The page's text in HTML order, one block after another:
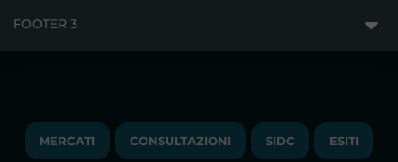
PUBBLICAZIONI
LAVORA CON NOI
FOOTER 3
TRAYPORT M. ELETTRICO
MERCATI CONSULTAZIONI SIDC ESITI